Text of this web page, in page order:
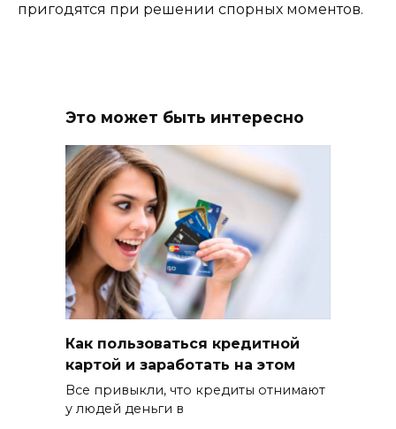
пригодятся при решении спорных моментов.
Это может быть интересно
Как пользоваться кредитной
картой и заработать на этом
Все привыкли, что кредиты отнимают
у людей деньги в